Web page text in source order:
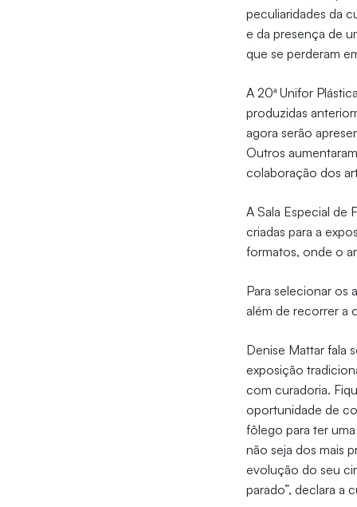
peculiaridades da
e da presença de
que se perderam
A 20ª Unifor
produzidas
agora serão
Outros
colaboração dos
A Sala Especial de
criadas para a
formatos, onde o
Para selecionar os
além de recorrer a
Denise Mattar fala
exposição
com curadoria.
oportunidade de
fôlego para ter
não seja dos mais
evolução do seu
parado”, declara a